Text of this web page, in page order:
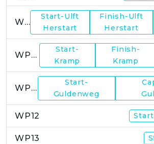
WP9
Start-Ulft
Herstart
Finish-Ulft
Herstart
WP10
Start-
Kramp
Finish-
Kramp
WP11
Start-
Guldenweg
WP12
WP13